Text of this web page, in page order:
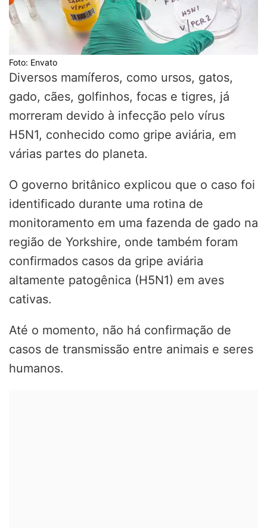
Foto: Envato
Diversos mamíferos, como ursos, gatos,
gado, cães, golfinhos, focas e tigres, já
morreram devido à infecção pelo vírus
H5N1, conhecido como gripe aviária, em
várias partes do planeta.
O governo britânico explicou que o caso foi
identificado durante uma rotina de
monitoramento em uma fazenda de gado na
região de Yorkshire, onde também foram
confirmados casos da gripe aviária
altamente patogênica (H5N1) em aves
cativas.
Até o momento, não há confirmação de
casos de transmissão entre animais e seres
humanos.